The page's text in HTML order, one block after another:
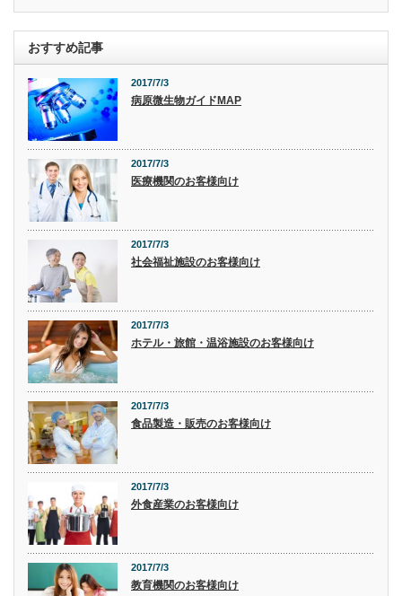
おすすめ記事
2017/7/3
病原微生物ガイドMAP
2017/7/3
医療機関のお客様向け
2017/7/3
社会福祉施設のお客様向け
2017/7/3
ホテル・旅館・温浴施設のお客様向け
2017/7/3
食品製造・販売のお客様向け
2017/7/3
外食産業のお客様向け
2017/7/3
教育機関のお客様向け